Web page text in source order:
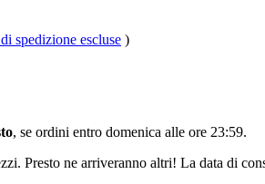
spedizione escluse )
, se ordini entro domenica alle ore 23:59.
Presto ne arriveranno altri! La data di